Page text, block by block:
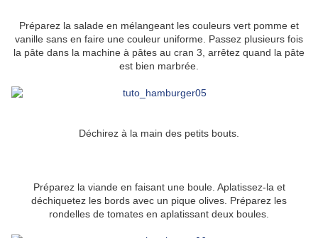
Préparez la salade en mélangeant les couleurs vert pomme et
vanille sans en faire une couleur uniforme. Passez plusieurs fois
la pâte dans la machine à pâtes au cran 3, arrêtez quand la pâte
est bien marbrée.
Déchirez à la main des petits bouts.
Préparez la viande en faisant une boule. Aplatissez-la et
déchiquetez les bords avec un pique olives. Préparez les
rondelles de tomates en aplatissant deux boules.